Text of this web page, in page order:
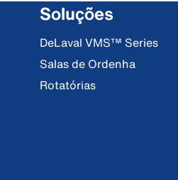
Soluções
DeLaval VMS™ Series
Salas de Ordenha
Rotatórias